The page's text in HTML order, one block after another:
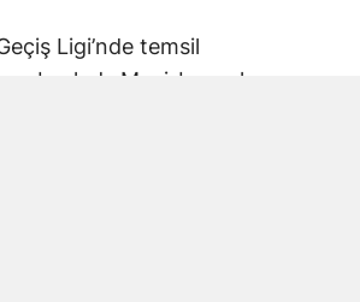
Ligi’nde temsil
başladı. Mavi-beyazlı